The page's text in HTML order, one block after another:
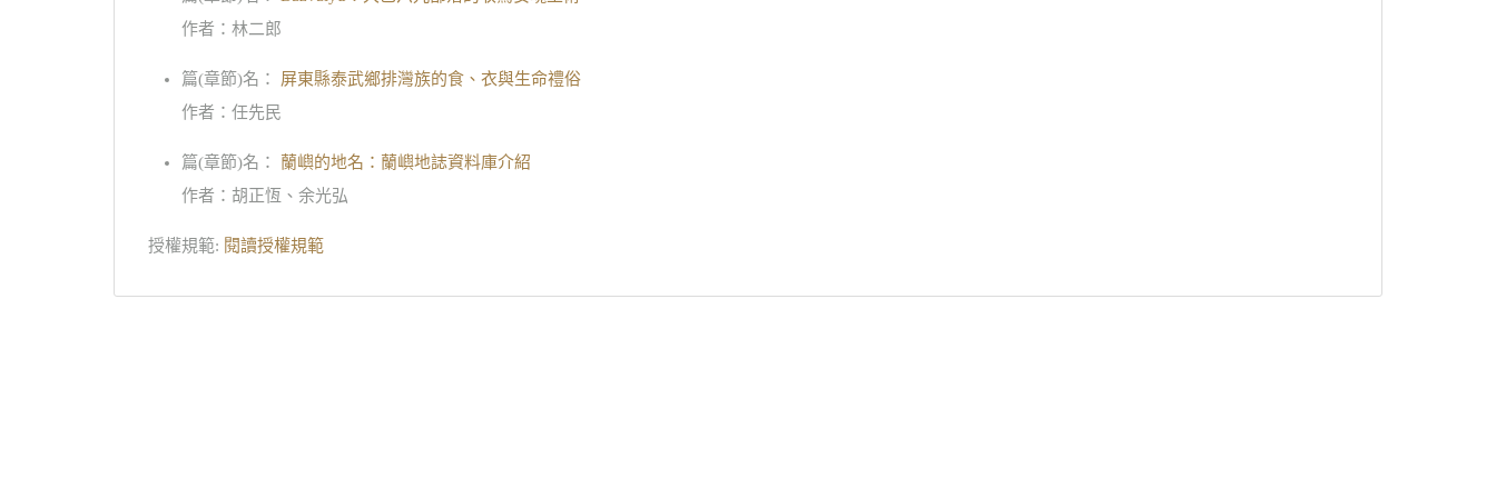
作者：林二郎
篇(章節)名：
屏東縣泰武鄉排灣族的食、衣與生命禮俗
作者：任先民
篇(章節)名：
蘭嶼的地名：蘭嶼地誌資料庫介紹
作者：胡正恆、余光弘
授權規範: 閱讀授權規範